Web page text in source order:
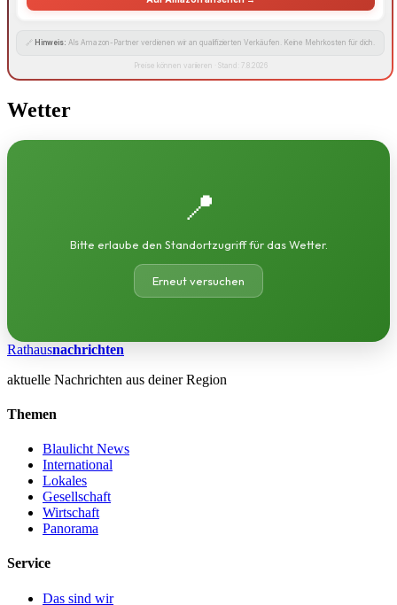
🔗 Hinweis: Als Amazon-Partner verdienen wir an qualifizierten Verkäufen. Keine Mehrkosten für dich.
Preise können variieren · Stand: 7.8.2026
Wetter
📍
Bitte erlaube den Standortzugriff für das Wetter.
Erneut versuchen
Rathausnachrichten
aktuelle Nachrichten aus deiner Region
Themen
Blaulicht News
International
Lokales
Gesellschaft
Wirtschaft
Panorama
Service
Das sind wir